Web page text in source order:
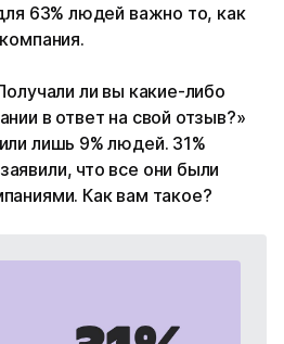
63% людей важно то, как
ли вы какие-либо
в ответ на свой отзыв?»
лишь 9% людей. 31%
что все они были
Как вам такое?